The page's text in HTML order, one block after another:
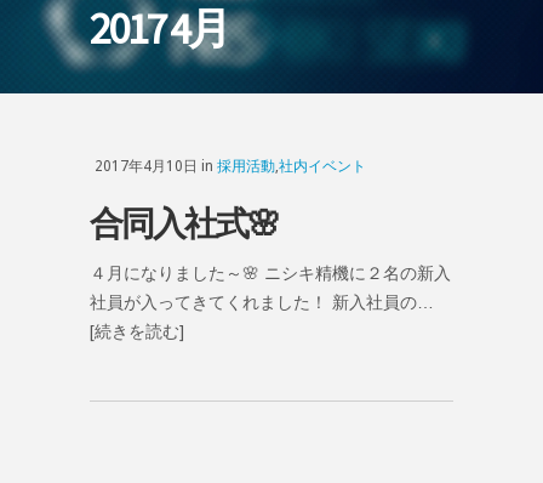
2017 4月
2017年4月10日 in 採用活動,社内イベント
合同入社式🌸
４月になりました～🌸 ニシキ精機に２名の新入
社員が入ってきてくれました！ 新入社員の…
[続きを読む]